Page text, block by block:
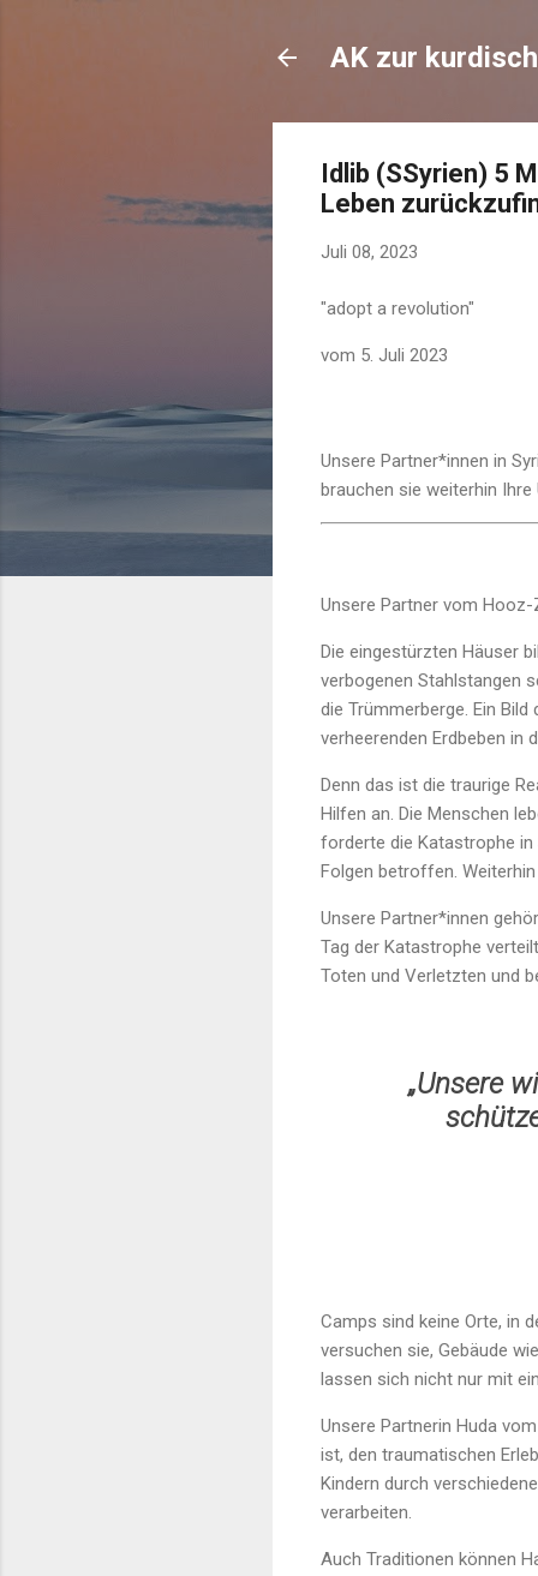
AK zur
Idlib (SSyrien) 5
Leben
Juli 08, 2023
"adopt a revolution"
vom 5. Juli 2023
Unsere Partner*innen in
brauchen sie weiterhin
Unsere Partner vom
Die eingestürzten Häuser
verbogenen Stahlstangen
die Trümmerberge. Ein
verheerenden Erdbeben in
Denn das ist die traurige
Hilfen an. Die Menschen
forderte die Katastrophe in
Folgen betroffen.
Unsere Partner*innen
Tag der Katastrophe
Toten und Verletzten und
„Unsere
Camps sind keine Orte, in
versuchen sie, Gebäude
lassen sich nicht nur mit
Unsere Partnerin Huda vom
ist, den traumatischen
Kindern durch
verarbeiten.
Auch Traditionen können